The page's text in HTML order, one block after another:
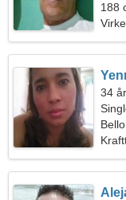
188
34
Bello